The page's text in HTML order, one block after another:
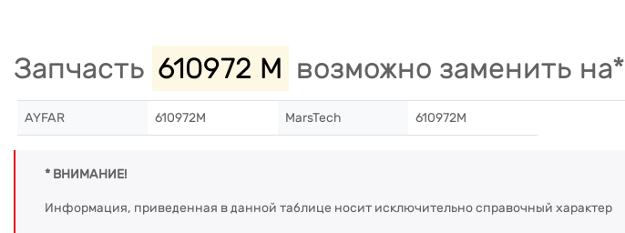
Запчасть 610972 M возможно заменить на*
AYFAR 610972M MarsTech 610972M
* ВНИМАНИЕ!
Информация, приведенная в данной таблице носит исключительно справочный характер